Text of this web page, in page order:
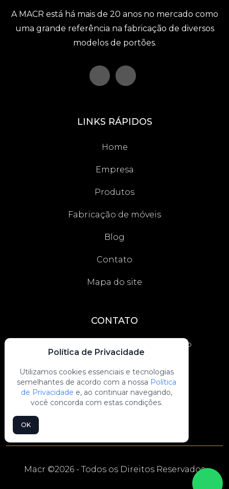
A MACR está há mais de 20 anos no mercado como
uma grande referência na fabricação de diversos
modelos de portões.
LINKS RÁPIDOS
Home
Empresa
Produtos
Fabricação de móveis
Blog
Contato
Mapa do site
CONTATO
Av. Maria Leonor, 853 - Diadema - SP
contato@portoesmacr.com.br
(11) 4092-2943
Macr ©2026 - Todos os Direitos Reservados
Política de Privacidade
Utilizamos cookies essenciais e tecnologias
semelhantes de acordo com a nossa Política
de Privacidade e, ao continuar navegando,
você concorda com estas condições.
OK